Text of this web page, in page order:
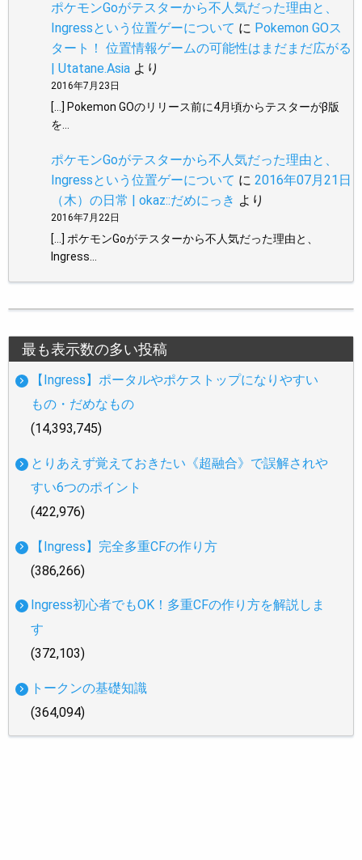
ポケモンGoがテスターから不人気だった理由と、
Ingressという位置ゲーについて に Pokemon GOス
タート！ 位置情報ゲームの可能性はまだまだ広がる
| Utatane.Asia より
2016年7月23日
[…] Pokemon GOのリリース前に4月頃からテスターがβ版
を…
ポケモンGoがテスターから不人気だった理由と、
Ingressという位置ゲーについて に 2016年07月21日
（木）の日常 | okaz::だめにっき より
2016年7月22日
[…] ポケモンGoがテスターから不人気だった理由と、
Ingress…
最も表示数の多い投稿
【Ingress】ポータルやポケストップになりやすい
もの・だめなもの
(14,393,745)
とりあえず覚えておきたい《超融合》で誤解されや
すい6つのポイント
(422,976)
【Ingress】完全多重CFの作り方
(386,266)
Ingress初心者でもOK！多重CFの作り方を解説しま
す
(372,103)
トークンの基礎知識
(364,094)